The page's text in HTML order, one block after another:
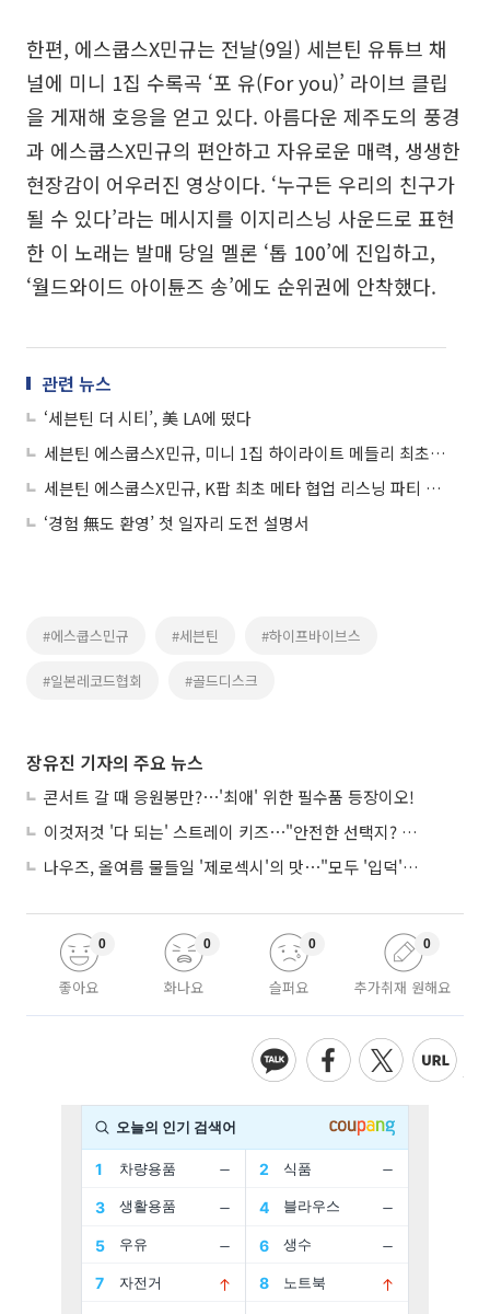
한편, 에스쿱스X민규는 전날(9일) 세븐틴 유튜브 채
널에 미니 1집 수록곡 ‘포 유(For you)’ 라이브 클립
을 게재해 호응을 얻고 있다. 아름다운 제주도의 풍경
과 에스쿱스X민규의 편안하고 자유로운 매력, 생생한
현장감이 어우러진 영상이다. ‘누구든 우리의 친구가
될 수 있다’라는 메시지를 이지리스닝 사운드로 표현
한 이 노래는 발매 당일 멜론 ‘톱 100’에 진입하고,
‘월드와이드 아이튠즈 송’에도 순위권에 안착했다.
관련 뉴스
‘세븐틴 더 시티’, 美 LA에 떴다
세븐틴 에스쿱스X민규, 미니 1집 하이라이트 메들리 최초 공개
세븐틴 에스쿱스X민규, K팝 최초 메타 협업 리스닝 파티 개최
‘경험 無도 환영’ 첫 일자리 도전 설명서
#에스쿱스민규 #세븐틴 #하이프바이브스
#일본레코드협회 #골드디스크
장유진 기자의 주요 뉴스
콘서트 갈 때 응원봉만?⋯'최애' 위한 필수품 등장이오!
이것저것 '다 되는' 스트레이 키즈⋯"안전한 선택지? 도전이 재밌죠"
나우즈, 올여름 물들일 '제로섹시'의 맛⋯"모두 '입덕'시킬 것"
좋아요
0
화나요
0
슬퍼요
0
추가취재 원해요
0